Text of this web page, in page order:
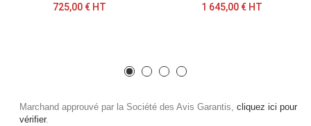
725,00 € HT
1 645,00 € HT
Marchand approuvé par la Société des Avis Garantis, cliquez ici pour
vérifier.